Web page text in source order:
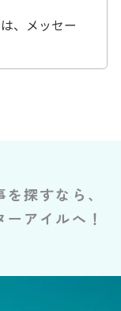
、メッセー
探すなら、
アイルへ！